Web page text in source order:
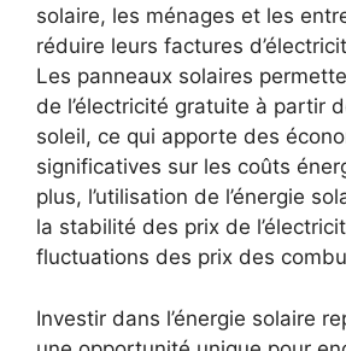
solaire, les ménages⁢ et ⁤les
réduire ⁢leurs factures
Les panneaux solaires
de l’électricité gratuite ⁣à ‌partir
soleil, ce qui apporte des
significatives sur les coûts
‍plus, l’utilisation⁣ de l’énergie
la stabilité des prix de
fluctuations des prix ⁢des
Investir dans l’énergie solaire